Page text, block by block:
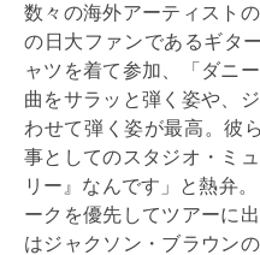
数々の海外アーティスト
の日大ファンであるギタ
ャツを着て参加、「ダニ
曲をサラッと弾く姿や、
わせて弾く姿が最高。彼
事としてのスタジオ・ミ
リー』なんです」と熱弁
ークを優先してツアーに
はジャクソン・ブラウン